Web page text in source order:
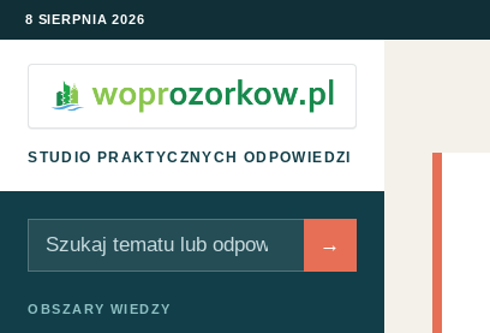
8 SIERPNIA 2026
STUDIO PRAKTYCZNYCH ODPOWIEDZI
Szukaj →
OBSZARY WIEDZY